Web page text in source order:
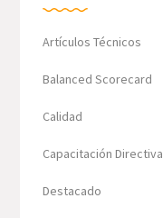
Artículos Técnicos
Balanced Scorecard
Calidad
Capacitación Directiva
Destacado